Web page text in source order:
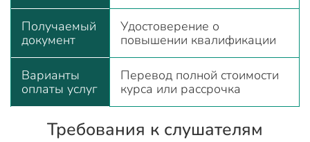
Получаемый
документ
Удостоверение о
повышении квалификации
Варианты
оплаты услуг
Перевод полной стоимости
курса или рассрочка
Требования к слушателям